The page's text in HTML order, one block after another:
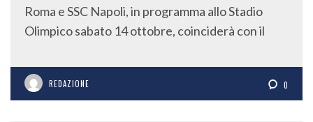
Roma e SSC Napoli, in programma allo Stadio
Olimpico sabato 14 ottobre, coinciderà con il
REDAZIONE 0